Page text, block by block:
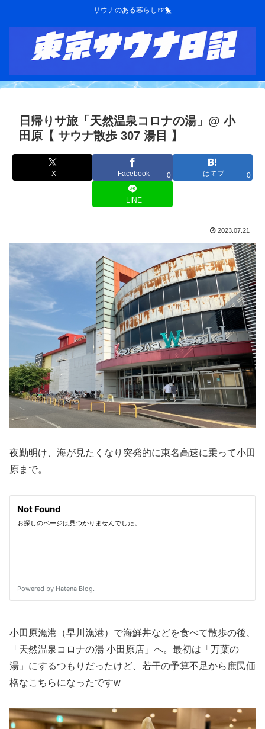
サウナのある暮らし🍺🐤
日帰りサ旅「天然温泉コロナの湯」@ 小
田原【 サウナ散歩 307 湯目 】
X Facebook 0 はてブ 0
LINE
2023.07.21
夜勤明け、海が見たくなり突発的に東名高速に乗って小田
原まで。
小田原漁港（早川漁港）で海鮮丼などを食べて散歩の後、
「天然温泉コロナの湯 小田原店」へ。最初は「万葉の
湯」にするつもりだったけど、若干の予算不足から庶民価
格なこちらになったですw